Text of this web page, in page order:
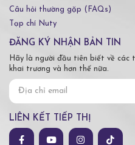
Câu hỏi thường gặp (FAQs)
Tạp chí Nuty
ĐĂNG KÝ NHẬN BẢN TIN
Hãy là người đầu tiên biết về các
khai trương và hơn thế nữa.
LIÊN KẾT TIẾP THỊ